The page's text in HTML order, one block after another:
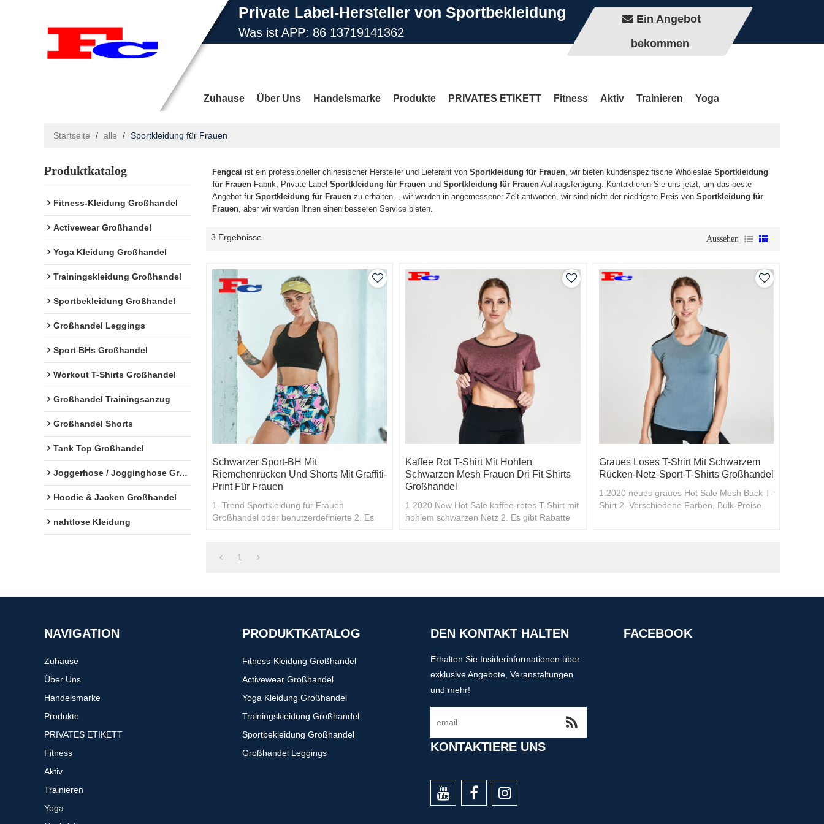
Private Label-Hersteller von Sportbekleidung
Was ist APP: 86 13719141362
Ein Angebot
bekommen
Zuhause Über Uns Handelsmarke Produkte PRIVATES ETIKETT Fitness Aktiv Trainieren Yoga
Nachrichten Kontaktiere Uns FAQ MEHR SEITEN
Startseite / alle / Sportkleidung für Frauen
Produktkatalog
Fitness-Kleidung Großhandel
Activewear Großhandel
Yoga Kleidung Großhandel
Trainingskleidung Großhandel
Sportbekleidung Großhandel
Großhandel Leggings
Sport BHs Großhandel
Workout T-Shirts Großhandel
Großhandel Trainingsanzug
Großhandel Shorts
Tank Top Großhandel
Joggerhose / Jogginghose Großhandel
Hoodie & Jacken Großhandel
nahtlose Kleidung
Fengcai ist ein professioneller chinesischer Hersteller und Lieferant von Sportkleidung für Frauen, wir bieten kundenspezifische Wholeslae Sportkleidung
für Frauen-Fabrik, Private Label Sportkleidung für Frauen und Sportkleidung für Frauen Auftragsfertigung. Kontaktieren Sie uns jetzt, um das beste
Angebot für Sportkleidung für Frauen zu erhalten. , wir werden in angemessener Zeit antworten, wir sind nicht der niedrigste Preis von Sportkleidung für
Frauen, aber wir werden Ihnen einen besseren Service bieten.
3 Ergebnisse Aussehen
Schwarzer Sport-BH Mit
Riemchenrücken Und Shorts Mit Graffiti-
Print Für Frauen
1. Trend Sportkleidung für Frauen
Großhandel oder benutzerdefinierte 2. Es
Kaffee Rot T-Shirt Mit Hohlen
Schwarzen Mesh Frauen Dri Fit Shirts
Großhandel
1.2020 New Hot Sale kaffee-rotes T-Shirt mit
hohlem schwarzen Netz 2. Es gibt Rabatte
Graues Loses T-Shirt Mit Schwarzem
Rücken-Netz-Sport-T-Shirts Großhandel
1.2020 neues graues Hot Sale Mesh Back T-
Shirt 2. Verschiedene Farben, Bulk-Preise
1
NAVIGATION
Zuhause
Über Uns
Handelsmarke
Produkte
PRIVATES ETIKETT
Fitness
Aktiv
Trainieren
Yoga
PRODUKTKATALOG
Fitness-Kleidung Großhandel
Activewear Großhandel
Yoga Kleidung Großhandel
Trainingskleidung Großhandel
Sportbekleidung Großhandel
Großhandel Leggings
DEN KONTAKT HALTEN
Erhalten Sie Insiderinformationen über
exklusive Angebote, Veranstaltungen
und mehr!
KONTAKTIERE UNS
FACEBOOK